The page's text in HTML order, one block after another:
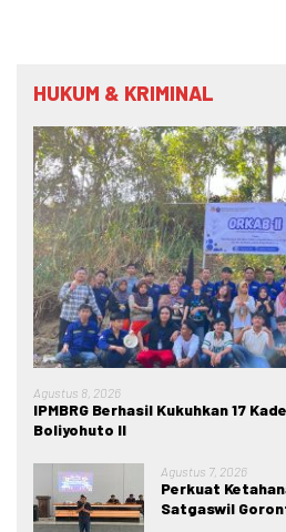
HUKUM & KRIMINAL
Agustus 8, 2026
IPMBRG Berhasil Kukuhkan 17
Boliyohuto II
Agustus 7, 2026
Perkuat
Satgaswil